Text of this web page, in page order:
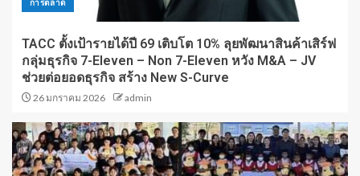
การตลาด
TACC ตั้งเป้ารายได้ปี 69 เติบโต 10% ลุยพัฒนาสินค้าเสิร์ฟ
กลุ่มธุรกิจ 7-Eleven – Non 7-Eleven หวัง M&A – JV
ช่วยต่อยอดธุรกิจ สร้าง New S-Curve
26 มกราคม 2026 admin